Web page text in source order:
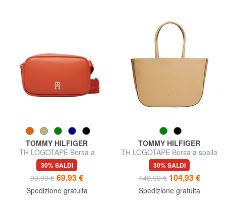
TOMMY HILFIGER
TH LOGOTAPE Borsa a
tracolla
30% SALDI
99,90 € 69,93 €
Spedizione gratuita
TOMMY HILFIGER
TH LOGOTAPE Borsa a spalla
30% SALDI
149,90 € 104,93 €
Spedizione gratuita